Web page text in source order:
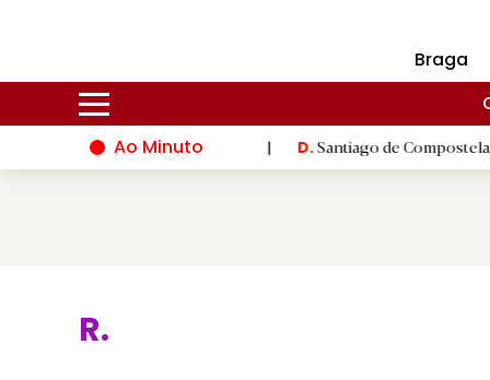
Braga
Ao Minuto
do mundo da moda | D. Santiago de Compostela inaugura
Reli